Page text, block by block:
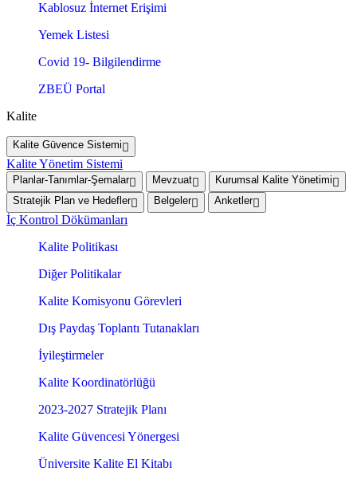
Kablosuz İnternet Erişimi
Yemek Listesi
Covid 19- Bilgilendirme
ZBEÜ Portal
Kalite
Kalite Güvence Sistemi
Kalite Yönetim Sistemi
Planlar-Tanımlar-Şemalar Mevzuat
Kurumsal Kalite Yönetimi
Stratejik Plan ve Hedefler
Belgeler Anketler
İç Kontrol Dökümanları
Kalite Politikası
Diğer Politikalar
Kalite Komisyonu Görevleri
Dış Paydaş Toplantı Tutanakları
İyileştirmeler
Kalite Koordinatörlüğü
2023-2027 Stratejik Planı
Kalite Güvencesi Yönergesi
Üniversite Kalite El Kitabı